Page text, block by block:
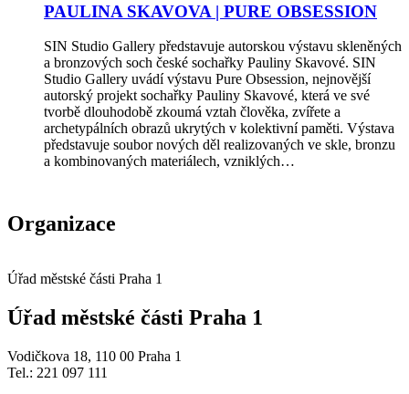
PAULINA SKAVOVA | PURE OBSESSION
SIN Studio Gallery představuje autorskou výstavu skleněných
a bronzových soch české sochařky Pauliny Skavové. SIN
Studio Gallery uvádí výstavu Pure Obsession, nejnovější
autorský projekt sochařky Pauliny Skavové, která ve své
tvorbě dlouhodobě zkoumá vztah člověka, zvířete a
archetypálních obrazů ukrytých v kolektivní paměti. Výstava
představuje soubor nových děl realizovaných ve skle, bronzu
a kombinovaných materiálech, vzniklých…
Organizace
Úřad městské části Praha 1
Úřad městské části Praha 1
Vodičkova 18, 110 00 Praha 1
Tel.: 221 097 111